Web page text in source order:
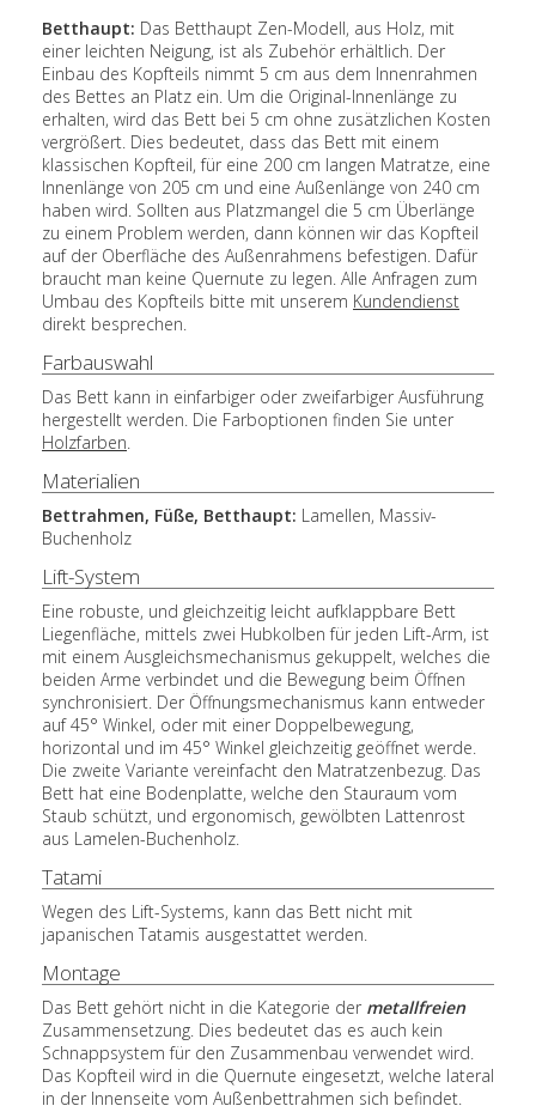
Betthaupt: Das Betthaupt Zen-Modell, aus Holz, mit
einer leichten Neigung, ist als Zubehör erhältlich. Der
Einbau des Kopfteils nimmt 5 cm aus dem Innenrahmen
des Bettes an Platz ein. Um die Original-Innenlänge zu
erhalten, wird das Bett bei 5 cm ohne zusätzlichen Kosten
vergrößert. Dies bedeutet, dass das Bett mit einem
klassischen Kopfteil, für eine 200 cm langen Matratze, eine
Innenlänge von 205 cm und eine Außenlänge von 240 cm
haben wird. Sollten aus Platzmangel die 5 cm Überlänge
zu einem Problem werden, dann können wir das Kopfteil
auf der Oberfläche des Außenrahmens befestigen. Dafür
braucht man keine Quernute zu legen. Alle Anfragen zum
Umbau des Kopfteils bitte mit unserem Kundendienst
direkt besprechen.
Farbauswahl
Das Bett kann in einfarbiger oder zweifarbiger Ausführung
hergestellt werden. Die Farboptionen finden Sie unter
Holzfarben.
Materialien
Bettrahmen, Füße, Betthaupt: Lamellen, Massiv-
Buchenholz
Lift-System
Eine robuste, und gleichzeitig leicht aufklappbare Bett
Liegenfläche, mittels zwei Hubkolben für jeden Lift-Arm, ist
mit einem Ausgleichsmechanismus gekuppelt, welches die
beiden Arme verbindet und die Bewegung beim Öffnen
synchronisiert. Der Öffnungsmechanismus kann entweder
auf 45° Winkel, oder mit einer Doppelbewegung,
horizontal und im 45° Winkel gleichzeitig geöffnet werde.
Die zweite Variante vereinfacht den Matratzenbezug. Das
Bett hat eine Bodenplatte, welche den Stauraum vom
Staub schützt, und ergonomisch, gewölbten Lattenrost
aus Lamelen-Buchenholz.
Tatami
Wegen des Lift-Systems, kann das Bett nicht mit
japanischen Tatamis ausgestattet werden.
Montage
Das Bett gehört nicht in die Kategorie der metallfreien
Zusammensetzung. Dies bedeutet das es auch kein
Schnappsystem für den Zusammenbau verwendet wird.
Das Kopfteil wird in die Quernute eingesetzt, welche lateral
in der Innenseite vom Außenbettrahmen sich befindet.